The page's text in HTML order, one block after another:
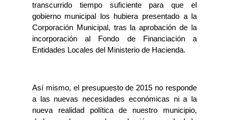
transcurrido tiempo suficiente para que el
gobierno municipal los hubiera presentado a la
Corporación Municipal, tras la aprobación de la
incorporación al Fondo de Financiación a
Entidades Locales del Ministerio de Hacienda.
Así mismo, el presupuesto de 2015 no responde
a las nuevas necesidades económicas ni a la
nueva realidad política de nuestro municipio,